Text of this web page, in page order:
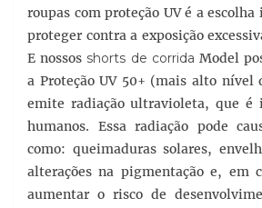
roupas com proteção UV é a
proteger contra a exposição
E nossos shorts de corrida Model
a Proteção UV 50+ (mais alto nível
emite radiação ultravioleta, que é
humanos. Essa radiação pode
como: queimaduras solares,
alterações na pigmentação e, em
aumentar o risco de